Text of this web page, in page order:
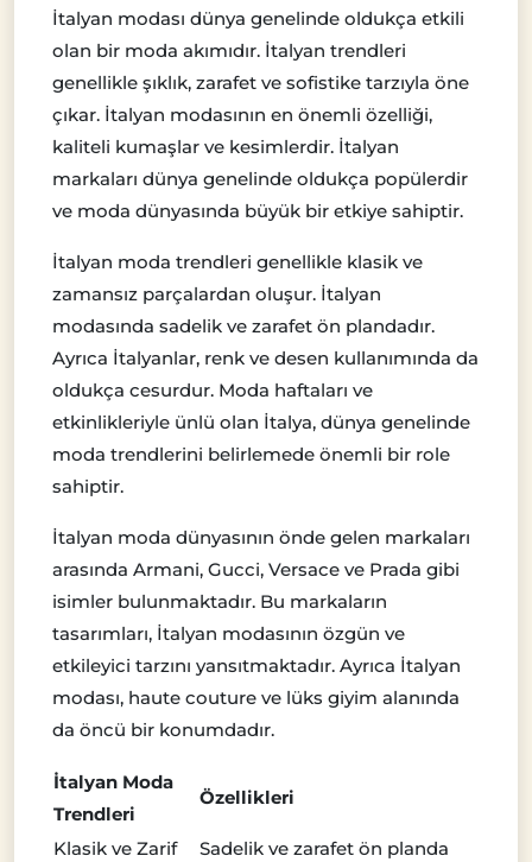
İtalyan modası dünya genelinde oldukça etkili
olan bir moda akımıdır. İtalyan trendleri
genellikle şıklık, zarafet ve sofistike tarzıyla öne
çıkar. İtalyan modasının en önemli özelliği,
kaliteli kumaşlar ve kesimlerdir. İtalyan
markaları dünya genelinde oldukça popülerdir
ve moda dünyasında büyük bir etkiye sahiptir.
İtalyan moda trendleri genellikle klasik ve
zamansız parçalardan oluşur. İtalyan
modasında sadelik ve zarafet ön plandadır.
Ayrıca İtalyanlar, renk ve desen kullanımında da
oldukça cesurdur. Moda haftaları ve
etkinlikleriyle ünlü olan İtalya, dünya genelinde
moda trendlerini belirlemede önemli bir role
sahiptir.
İtalyan moda dünyasının önde gelen markaları
arasında Armani, Gucci, Versace ve Prada gibi
isimler bulunmaktadır. Bu markaların
tasarımları, İtalyan modasının özgün ve
etkileyici tarzını yansıtmaktadır. Ayrıca İtalyan
modası, haute couture ve lüks giyim alanında
da öncü bir konumdadır.
İtalyan Moda
Trendleri
Özellikleri
Klasik ve Zarif
Sadelik ve zarafet ön planda